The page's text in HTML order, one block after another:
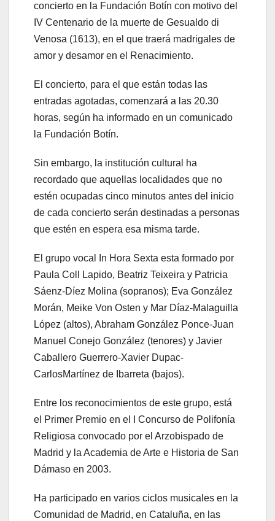
concierto en la Fundación Botín con motivo del
IV Centenario de la muerte de Gesualdo di
Venosa (1613), en el que traerá madrigales de
amor y desamor en el Renacimiento.
El concierto, para el que están todas las
entradas agotadas, comenzará a las 20.30
horas, según ha informado en un comunicado
la Fundación Botín.
Sin embargo, la institución cultural ha
recordado que aquellas localidades que no
estén ocupadas cinco minutos antes del inicio
de cada concierto serán destinadas a personas
que estén en espera esa misma tarde.
El grupo vocal In Hora Sexta esta formado por
Paula Coll Lapido, Beatriz Teixeira y Patricia
Sáenz-Díez Molina (sopranos); Eva González
Morán, Meike Von Osten y Mar Díaz-Malaguilla
López (altos), Abraham González Ponce-Juan
Manuel Conejo González (tenores) y Javier
Caballero Guerrero-Xavier Dupac-
CarlosMartínez de Ibarreta (bajos).
Entre los reconocimientos de este grupo, está
el Primer Premio en el I Concurso de Polifonía
Religiosa convocado por el Arzobispado de
Madrid y la Academia de Arte e Historia de San
Dámaso en 2003.
Ha participado en varios ciclos musicales en la
Comunidad de Madrid, en Cataluña, en las